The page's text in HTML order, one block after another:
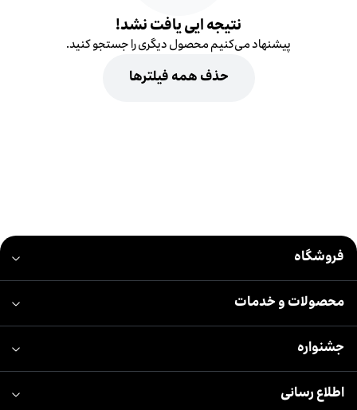
نتیجه ایی یافت نشد!
پیشنهاد می‌کنیم محصول دیگری را جستجو کنید.
حذف همه فیلترها
فروشگاه
محصولات و خدمات
جشنواره
اطلاع رسانی